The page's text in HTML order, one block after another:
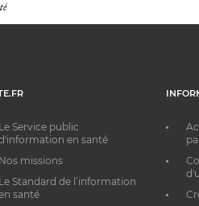
Le Service public
en santé
Nos missions
Le Standard de l’information
santé